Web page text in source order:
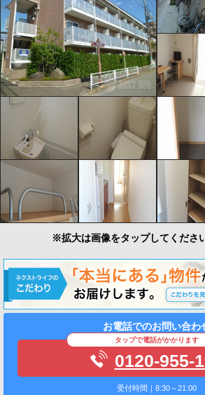
※拡大は画像をタップしてくださ
お電話でのお問い合わ
タップで電話がかかります
0120-955-
受付時間｜8:30～21:00